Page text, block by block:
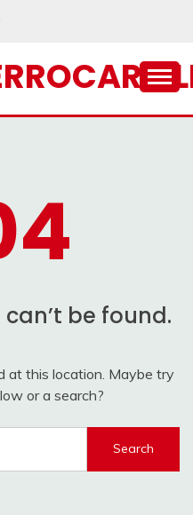
be found.
at this location. Maybe try
or a search?